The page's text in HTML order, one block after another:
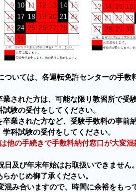
いては、各運転免許センターの手数
された方は、可能な限り教習所で受
験の受付をしてください。
業された方など、受験手数料の事前
科試験の受付をしてください。
他の手続きで手数料納付窓口が大変
及び年末年始はお取扱いできません
かじめ御了承ください。
み合いますので、時間に余裕をもっ